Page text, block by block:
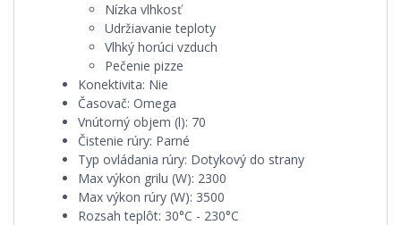
Nízka vlhkosť
Udržiavanie teploty
Vlhký horúci vzduch
Pečenie pizze
Konektivita: Nie
Časovač: Omega
Vnútorný objem (l): 70
Čistenie rúry: Parné
Typ ovládania rúry: Dotykový do strany
Max výkon grilu (W): 2300
Max výkon rúry (W): 3500
Rozsah teplôt: 30°C - 230°C